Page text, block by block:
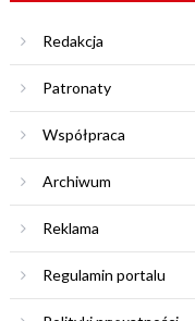
Redakcja
Patronaty
Współpraca
Archiwum
Reklama
Regulamin portalu